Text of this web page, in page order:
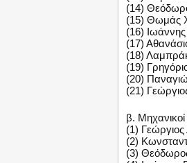
(14)
(15) Θωμάς
(16)
(17)
(18)
(19)
(20)
(21)
β.
(1)
(2)
(3)